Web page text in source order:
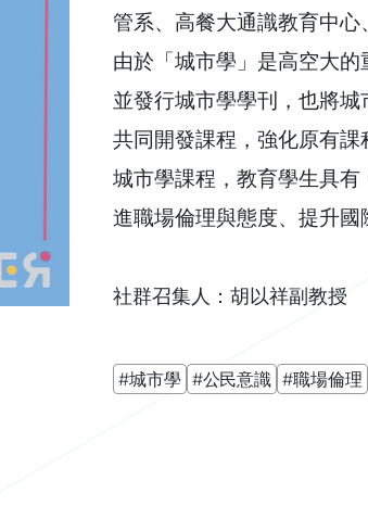
管系、高餐大通識教育中心
由於「城市學」是高空大
並發行城市學學刊，也將
共同開發課程，強化原有
城市學課程，教育學生具
進職場倫理與態度、提升國
社群召集人：胡以祥副教授
#城市學 #公民意識 #職場倫理